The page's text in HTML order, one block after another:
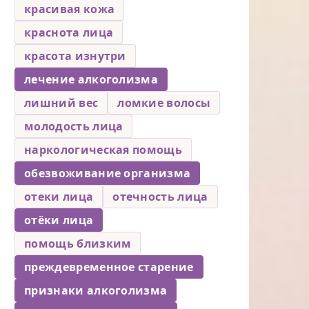
красивая кожа
краснота лица
красота изнутри
лечение алкоголизма
лишний вес
ломкие волосы
молодость лица
наркологическая помощь
обезвоживание организма
отеки лица
отечность лица
отёки лица
помощь близким
преждевременное старение
признаки алкоголизма